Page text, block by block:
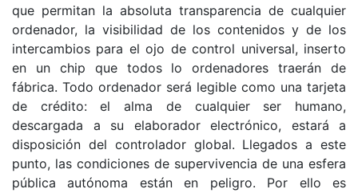
que permitan la absoluta transparencia de cualquier
ordenador, la visibilidad de los contenidos y de los
intercambios para el ojo de control universal, inserto
en un chip que todos lo ordenadores traerán de
fábrica. Todo ordenador será legible como una tarjeta
de crédito: el alma de cualquier ser humano,
descargada a su elaborador electrónico, estará a
disposición del controlador global. Llegados a este
punto, las condiciones de supervivencia de una esfera
pública autónoma están en peligro. Por ello es